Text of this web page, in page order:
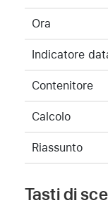
Ora
Indicatore
Contenitore
Calcolo
Riassunto
Tasti di